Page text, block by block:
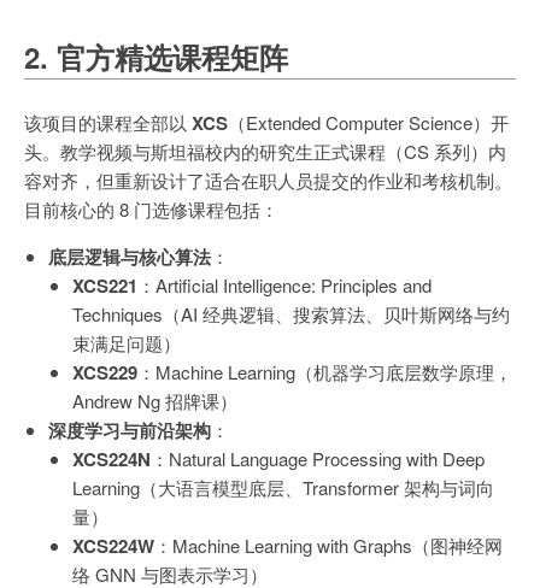
2. 官方精选课程矩阵
该项目的课程全部以 XCS （Extended Computer Science）开
头。教学视频与斯坦福校内的研究生正式课程（CS 系列）内
容对齐，但重新设计了适合在职人员提交的作业和考核机制。
目前核心的 8 门选修课程包括：
底层逻辑与核心算法：
XCS221 ：Artificial Intelligence: Principles and
Techniques（AI 经典逻辑、搜索算法、贝叶斯网络与约
束满足问题）
XCS229 ：Machine Learning（机器学习底层数学原理，
Andrew Ng 招牌课）
深度学习与前沿架构 ：
XCS224N ：Natural Language Processing with Deep
Learning（大语言模型底层、Transformer 架构与词向
量）
XCS224W ：Machine Learning with Graphs（图神经网
络 GNN 与图表示学习）